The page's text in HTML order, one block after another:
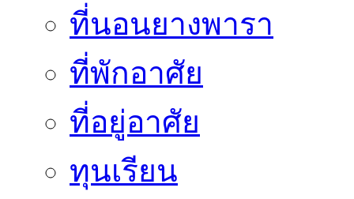
ที่นอนยางพารา
ที่พักอาศัย
ที่อยู่อาศัย
ทุนเรียน